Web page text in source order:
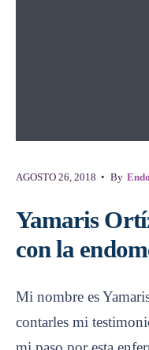
AGOSTO 26, 2018 • By
Yamaris
con la
Mi nombre es
contarles mi